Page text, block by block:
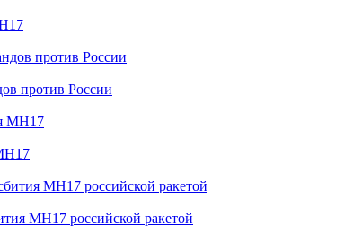
против России
МН17 российской ракетой